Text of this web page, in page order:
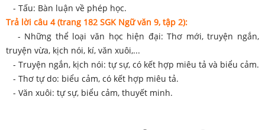
- Tấu: Bàn luận về phép học.
Trả lời câu 4 (trang 182 SGK Ngữ văn 9, tập 2):
- Những thể loại văn học hiện đại: Thơ mới, truyện ngắn,
truyện vừa, kịch nói, kí, văn xuôi,...
- Truyện ngắn, kịch nói: tự sự, có kết hợp miêu tả và biểu cảm.
- Thơ tự do: biểu cảm, có kết hợp miêu tả.
- Văn xuôi: tự sự, biểu cảm, thuyết minh.